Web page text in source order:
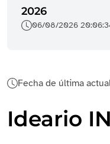
2026
06/08/2026
Fecha de última
Ideario